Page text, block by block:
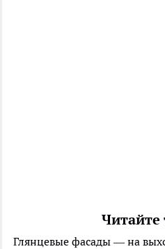
Читайте
Глянцевые фасады — на